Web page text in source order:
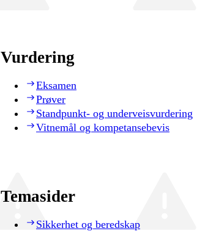
Vurdering
Eksamen
Prøver
Standpunkt- og underveisvurdering
Vitnemål og kompetansebevis
Temasider
Sikkerhet og beredskap